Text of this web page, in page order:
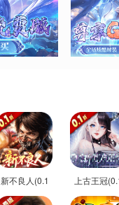
新不良人(0.1
折正版授权)
上古王冠
折官方正